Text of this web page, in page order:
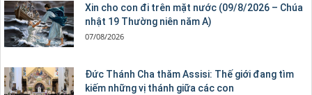
Xin cho con đi trên mặt nước (09/8/2026 – Chúa
nhật 19 Thường niên năm A)
07/08/2026
Đức Thánh Cha thăm Assisi: Thế giới đang tìm
kiếm những vị thánh giữa các con